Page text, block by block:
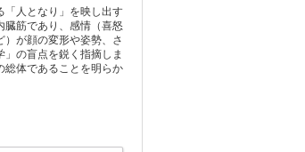
「人となり」を映し出す
臓筋であり、感情（喜怒
が顔の変形や姿勢、さ
の盲点を鋭く指摘しま
総体であることを明らか